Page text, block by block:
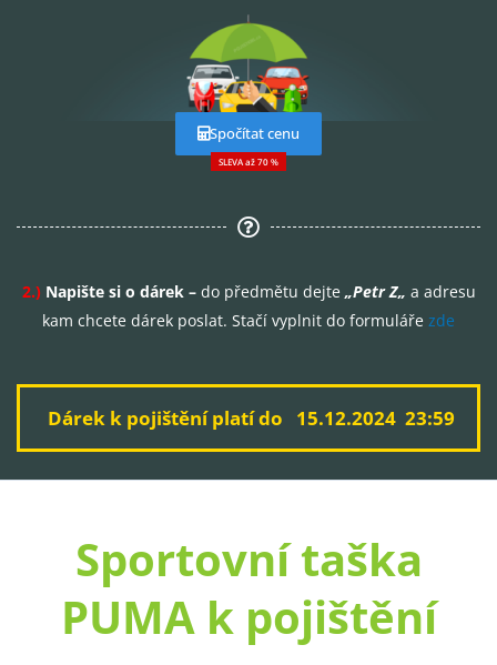
Spočítat cenu
SLEVA až 70 %
2.)Napište si o dárek – do předmětu dejte „Petr Z„ a adresu
kam chcete dárek poslat. Stačí vyplnit do formuláře zde
Dárek k pojištění platí do 15.12.2024 23:59
Sportovní taška
PUMA k pojištění